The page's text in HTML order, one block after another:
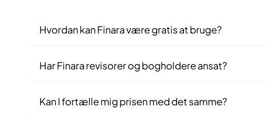
Hvordan kan Finara være gratis at bruge?
Har Finara revisorer og bogholdere ansat?
Kan I fortælle mig prisen med det samme?